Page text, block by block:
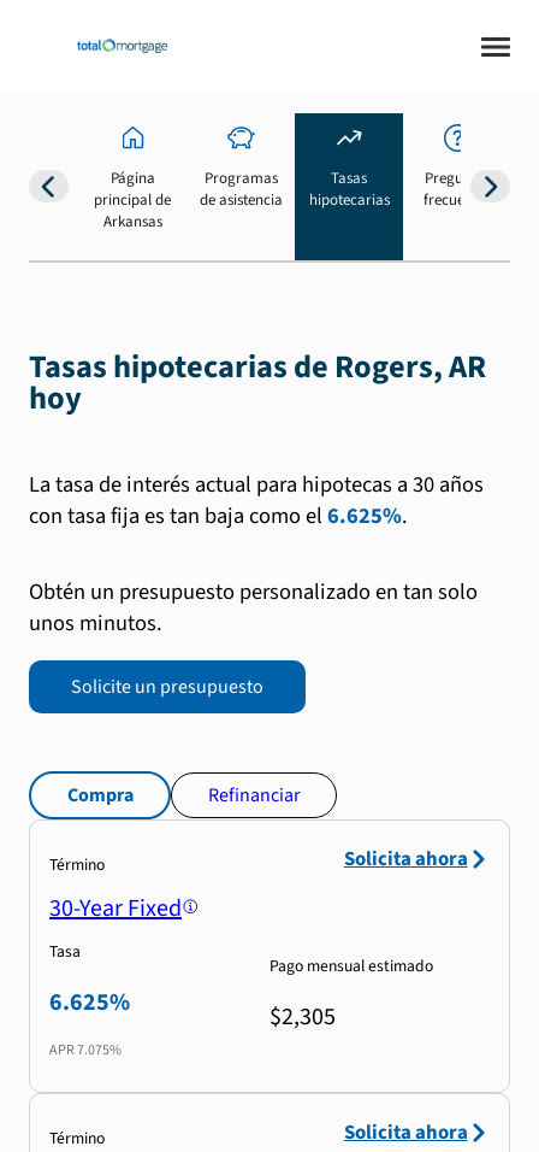
Página
principal de
Arkansas
Programas
de asistencia
Tasas
hipotecarias
Preguntas
frecuentes
Tasas hipotecarias de Rogers, AR
hoy
La tasa de interés actual para hipotecas a 30 años
con tasa fija es tan baja como el6.625%.
Obtén un presupuesto personalizado en tan solo
unos minutos.
Solicite un presupuesto
Compra Refinanciar
Término
30-Year Fixed
Tasa
6.625%
APR7.075%
Pago mensual estimado
$2,305
Solicita ahora
Término Solicita ahora